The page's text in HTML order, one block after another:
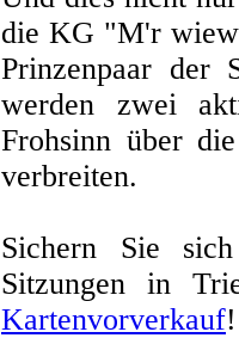
die KG "M'r
Prinzenpaar
werden zwei
Frohsinn über
verbreiten.
Sichern Sie
Sitzungen in
Kartenvorverkauf!